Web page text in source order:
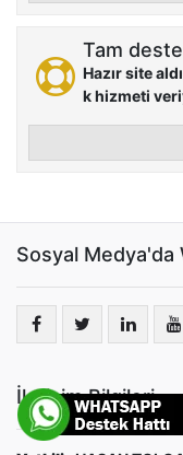
Tam
Hazır site
k hizmeti
Sosyal Medya'da
İletişim Bilgileri